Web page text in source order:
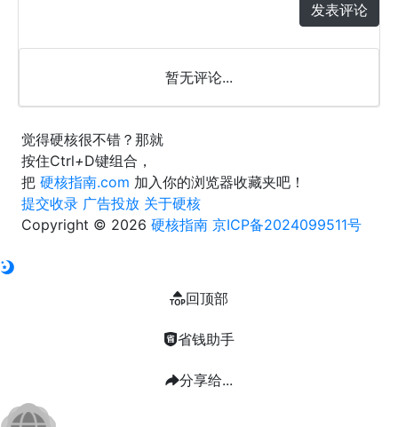
发表评论
暂无评论...
觉得硬核很不错？那就
按住Ctrl+D键组合，
把 硬核指南.com 加入你的浏览器收藏夹吧！
提交收录 广告投放 关于硬核
Copyright © 2026 硬核指南 京ICP备2024099511号
回顶部
省钱助手
分享给...